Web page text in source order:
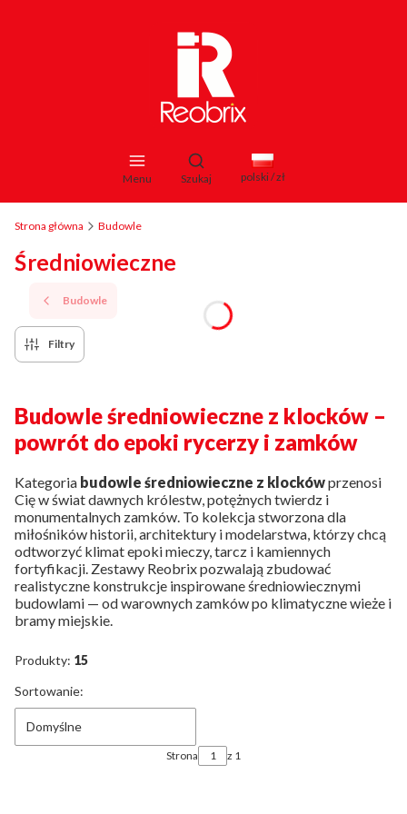
Menu
Otwórz wyszukiwarkę
Szukaj polski / zł
Strona główna Budowle
Średniowieczne
Budowle
Filtry
Budowle średniowieczne z klocków –
powrót do epoki rycerzy i zamków
Kategoria budowle średniowieczne z klockówprzenosi
Cię w świat dawnych królestw, potężnych twierdz i
monumentalnych zamków. To kolekcja stworzona dla
miłośników historii, architektury i modelarstwa, którzy chcą
odtworzyć klimat epoki mieczy, tarcz i kamiennych
fortyfikacji. Zestawy Reobrix pozwalają zbudować
realistyczne konstrukcje inspirowane średniowiecznymi
budowlami — od warownych zamków po klimatyczne wieże i
bramy miejskie.
Produkty: 15
Lista produktów
Sortowanie:
Domyślne
Strona z 1